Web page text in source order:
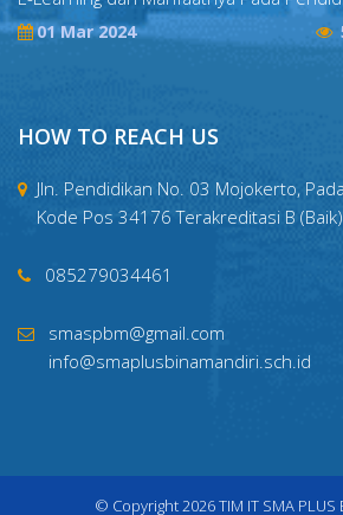
01 Mar 2024
HOW TO REACH US
Jln. Pendidikan No. 03 Mojokerto,
Kode Pos 34176 Terakreditasi B
085279034461
smaspbm@gmail.com
info@smaplusbinamandiri.sch.id
© Copyright2026TIM IT SMA PLUS